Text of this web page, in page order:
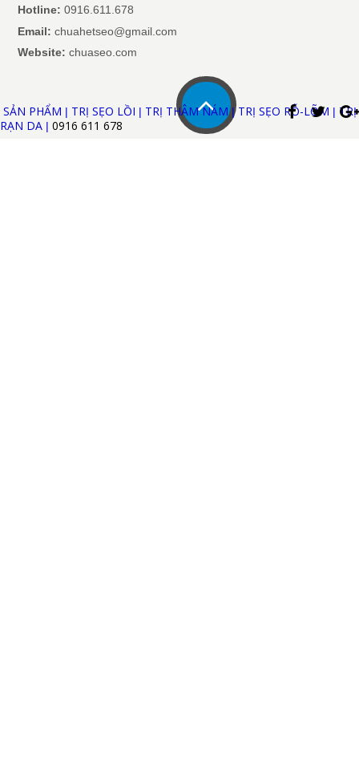
Hotline: 0916.611.678
Email:chuahetseo@gmail.com
Website: chuaseo.com
SẢN PHẨM | TRỊ SẸO LỒI | TRỊ THÂM NÁM|TRỊ SẸO RỖ-LÕM | TRỊ
RẠN DA | 0916 611 678